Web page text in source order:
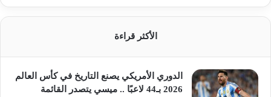
الأكثر قراءة
الدوري الأمريكي يصنع التاريخ في كأس العالم
2026 بـ44 لاعبًا .. ميسي يتصدر القائمة